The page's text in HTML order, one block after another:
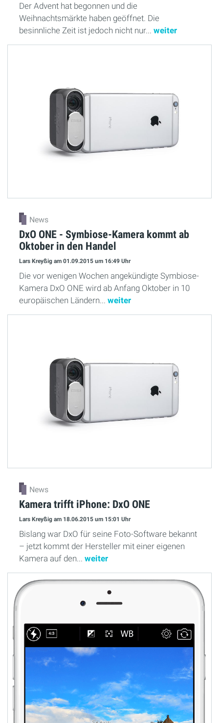
Der Advent hat begonnen und die
Weihnachtsmärkte haben geöffnet. Die
besinnliche Zeit ist jedoch nicht nur... weiter
News
DxO ONE - Symbiose-Kamera kommt ab
Oktober in den Handel
Lars Kreyßig am 01.09.2015 um 16:49 Uhr
Die vor wenigen Wochen angekündigte Symbiose-
Kamera DxO ONE wird ab Anfang Oktober in 10
europäischen Ländern... weiter
News
Kamera trifft iPhone: DxO ONE
Lars Kreyßig am 18.06.2015 um 15:01 Uhr
Bislang war DxO für seine Foto-Software bekannt
– jetzt kommt der Hersteller mit einer eigenen
Kamera auf den... weiter